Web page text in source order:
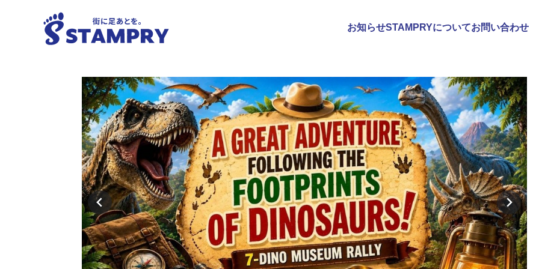
お知らせSTAMPRYについてお問い合わせ